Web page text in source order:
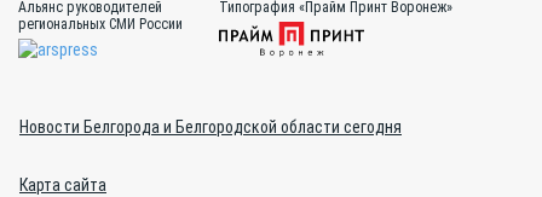
Альянс руководителей
региональных СМИ России
Типография «Прайм Принт Воронеж»
Новости Белгорода и Белгородской области сегодня
Карта сайта